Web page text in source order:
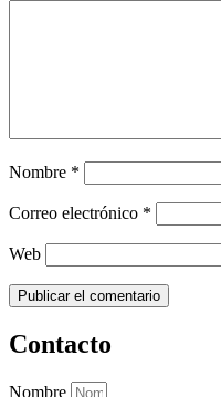
Nombre *
Correo electrónico *
Web
Contacto
Nombre